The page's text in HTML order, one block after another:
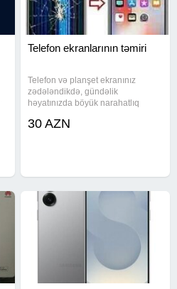
Telefon ekranlarının təmiri
Telefon və planşet ekranınız
zədələndikdə, gündəlik
həyatınızda böyük narahatlıq
Samsung, iPhone, Xiaomi, Redmi,
30 AZN